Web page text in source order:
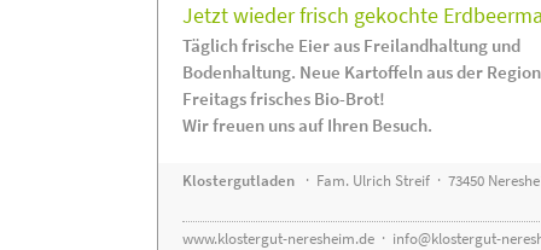
Jetzt wieder frisch gekochte
Täglich frische Eier aus Freilandhaltung und
Bodenhaltung. Neue Kartoffeln aus der
Freitags frisches Bio-Brot!
Wir freuen uns auf Ihren Besuch.
Klostergutladen · Fam. Ulrich Streif · 73450
www.klostergut-neresheim.de · info@klostergut-